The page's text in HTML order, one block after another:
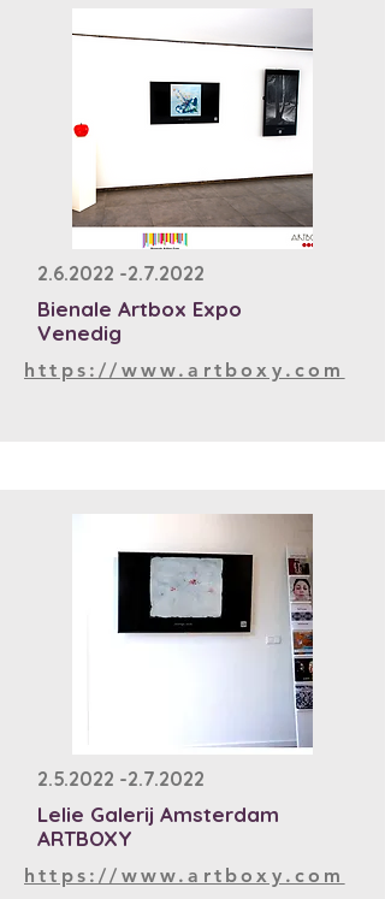
2.6.2022 -2.7.2022
Bienale Artbox Expo
Venedig
https://www.artboxy.com
2.5.2022 -2.7.2022
Lelie Galerij Amsterdam
ARTBOXY
https://www.artboxy.com